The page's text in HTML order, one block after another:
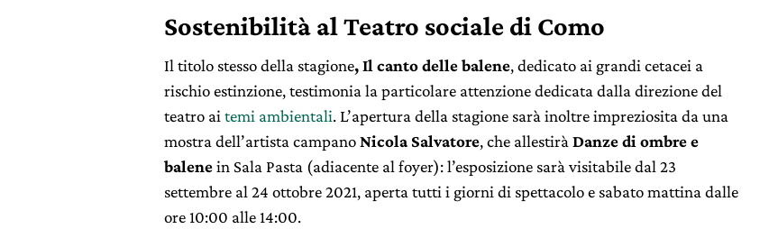
Sostenibilità al Teatro sociale di Como
Il titolo stesso della stagione, Il canto delle balene, dedicato ai grandi cetacei a
rischio estinzione, testimonia la particolare attenzione dedicata dalla direzione del
teatro ai temi ambientali. L’apertura della stagione sarà inoltre impreziosita da una
mostra dell’artista campanoNicola Salvatore, che allestirà Danze di ombre e
balenein Sala Pasta (adiacente al foyer): l’esposizione sarà visitabile dal 23
settembre al 24 ottobre 2021, aperta tutti i giorni di spettacolo e sabato mattina dalle
ore 10:00 alle 14:00.